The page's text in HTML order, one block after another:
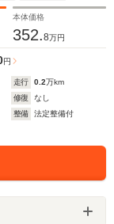
本体価格
352.8万円
円
走行 0.2万km
修復
なし
整備
法定整備付